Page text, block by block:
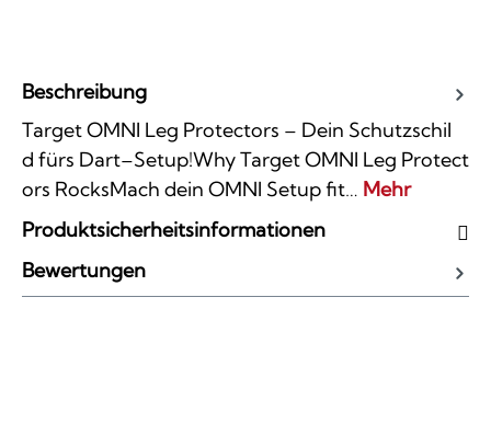
Beschreibung
Target OMNI Leg Protectors – Dein Schutzschil
d fürs Dart–Setup!Why Target OMNI Leg Protect
ors RocksMach dein OMNI Setup fit… Mehr
Produktsicherheitsinformationen
Bewertungen